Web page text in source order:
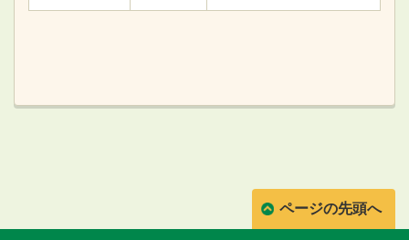
ページの先頭へ